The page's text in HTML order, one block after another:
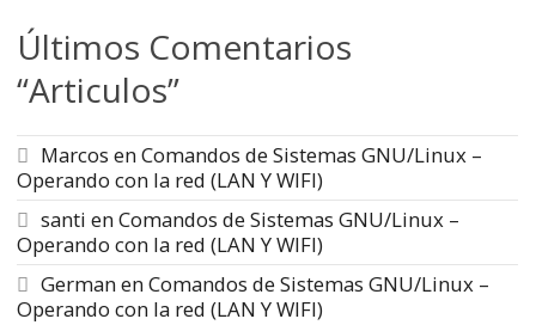
Últimos Comentarios
“Articulos”
Marcos enComandos de Sistemas GNU/Linux –
Operando con la red (LAN Y WIFI)
santi enComandos de Sistemas GNU/Linux –
Operando con la red (LAN Y WIFI)
GermanenComandos de Sistemas GNU/Linux –
Operando con la red (LAN Y WIFI)